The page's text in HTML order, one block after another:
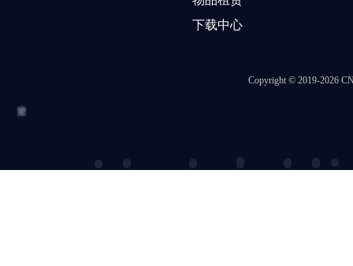
下载中心
Copyright © 2019-2026